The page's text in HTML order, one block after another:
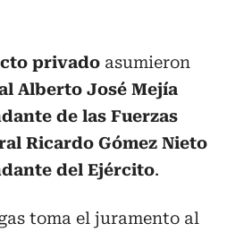
privado asumieron
Alberto José Mejía
de las Fuerzas
Ricardo Gómez Nieto
del Ejército.
toma el juramento al